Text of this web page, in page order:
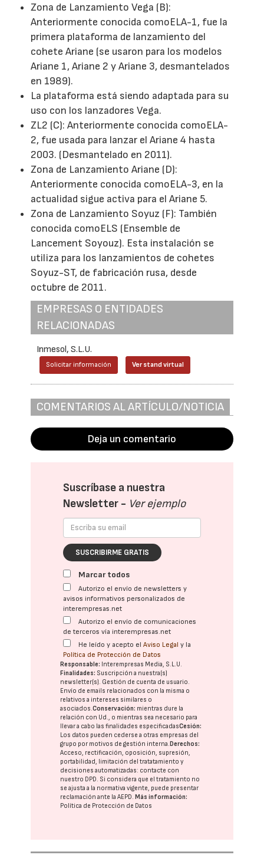
Zona de Lanzamiento Vega (B):
Anteriormente conocida comoELA-1, fue la
primera plataforma de lanzamiento del
cohete Ariane (se usaron para los modelos
Ariane 1, Ariane 2 y Ariane 3, desmantelados
en 1989).
La plataforma está siendo adaptada para su
uso con los lanzadores Vega.
ZL2 (C): Anteriormente conocida comoELA-
2, fue usada para lanzar el Ariane 4 hasta
2003. (Desmantelado en 2011).
Zona de Lanzamiento Ariane (D):
Anteriormente conocida comoELA-3, en la
actualidad sigue activa para el Ariane 5.
Zona de Lanzamiento Soyuz (F): También
conocida comoELS (Ensemble de
Lancement Soyouz). Esta instalación se
utiliza para los lanzamientos de cohetes
Soyuz-ST, de fabricación rusa, desde
octubre de 2011.
EMPRESAS O ENTIDADES
RELACIONADAS
Inmesol, S.L.U.
Solicitar información Ver stand virtual
COMENTARIOS AL ARTÍCULO/NOTICIA
Deja un comentario
Suscríbase a nuestra
Newsletter - Ver ejemplo
SUSCRIBIRME GRATIS
Marcar todos
Autorizo el envío de newsletters y
avisos informativos personalizados de
interempresas.net
Autorizo el envío de comunicaciones
de terceros vía interempresas.net
He leído y acepto elAviso Legal y la
Política de Protección de Datos
Responsable: Interempresas Media, S.L.U.
Finalidades: Suscripción a nuestra(s)
newsletter(s). Gestión de cuenta de usuario.
Envío de emails relacionados con la misma o
relativos a intereses similares o
asociados.Conservación: mientras dure la
relación con Ud., o mientras sea necesario para
llevar a cabo las finalidades especificadasCesión:
Los datos pueden cederse a otras empresas del
grupo por motivos de gestión interna.Derechos:
Acceso, rectificación, oposición, supresión,
portabilidad, limitación del tratatamiento y
decisiones automatizadas: contacte con
nuestro DPD. Si considera que el tratamiento no
se ajusta a la normativa vigente, puede presentar
reclamación ante laAEPD.Más información:
Política de Protección de Datos